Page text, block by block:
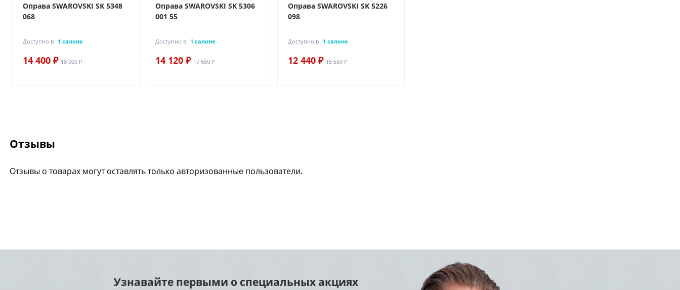
Оправа SWAROVSKI SK 5348
068
Доступно в 1 салоне
14 400 ₽ 18 000 ₽
Оправа SWAROVSKI SK 5306
001 55
Доступно в 1 салоне
14 120 ₽ 17 650 ₽
Оправа SWAROVSKI SK 5226
098
Доступно в 1 салоне
12 440 ₽ 15 550 ₽
Отзывы
Отзывы о товарах могут оставлять только авторизованные пользователи.
Узнавайте первыми о специальных акциях